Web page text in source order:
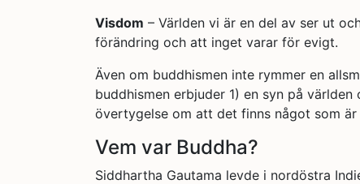
Visdom – Världen vi är en del av ser ut
förändring och att inget varar för evigt.
Även om buddhismen inte rymmer en
buddhismen erbjuder 1) en syn på
övertygelse om att det finns något som
Vem var Buddha?
Siddhartha Gautama levde i nordöstra